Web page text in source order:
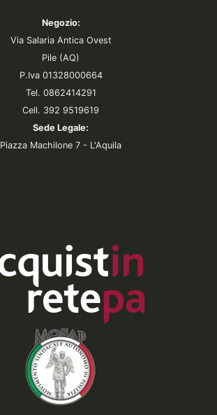
Negozio:
Via Salaria Antica Ovest
Pile (AQ)
P.Iva 01328000664
Tel. 0862414291
Cell. 392 9519619
Sede Legale:
Piazza Machilone 7 - L'Aquila